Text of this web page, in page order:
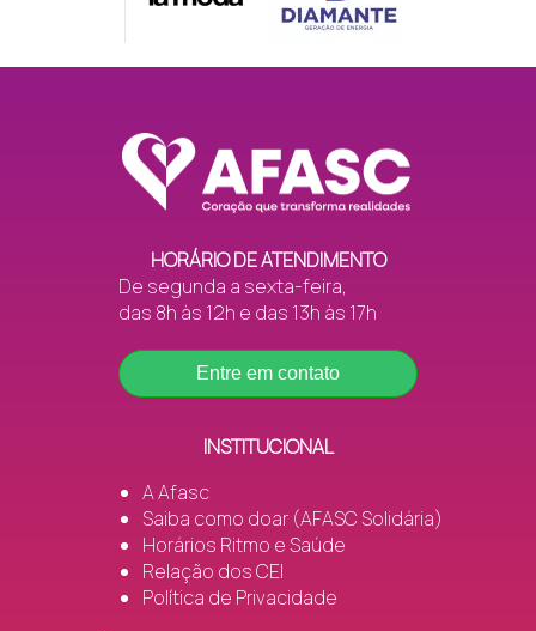
HORÁRIO DE ATENDIMENTO
De segunda a sexta-feira,
das 8h às 12h e das 13h às 17h
Entre em contato
INSTITUCIONAL
A Afasc
Saiba como doar (AFASC Solidária)
Horários Ritmo e Saúde
Relação dos CEI
Política de Privacidade